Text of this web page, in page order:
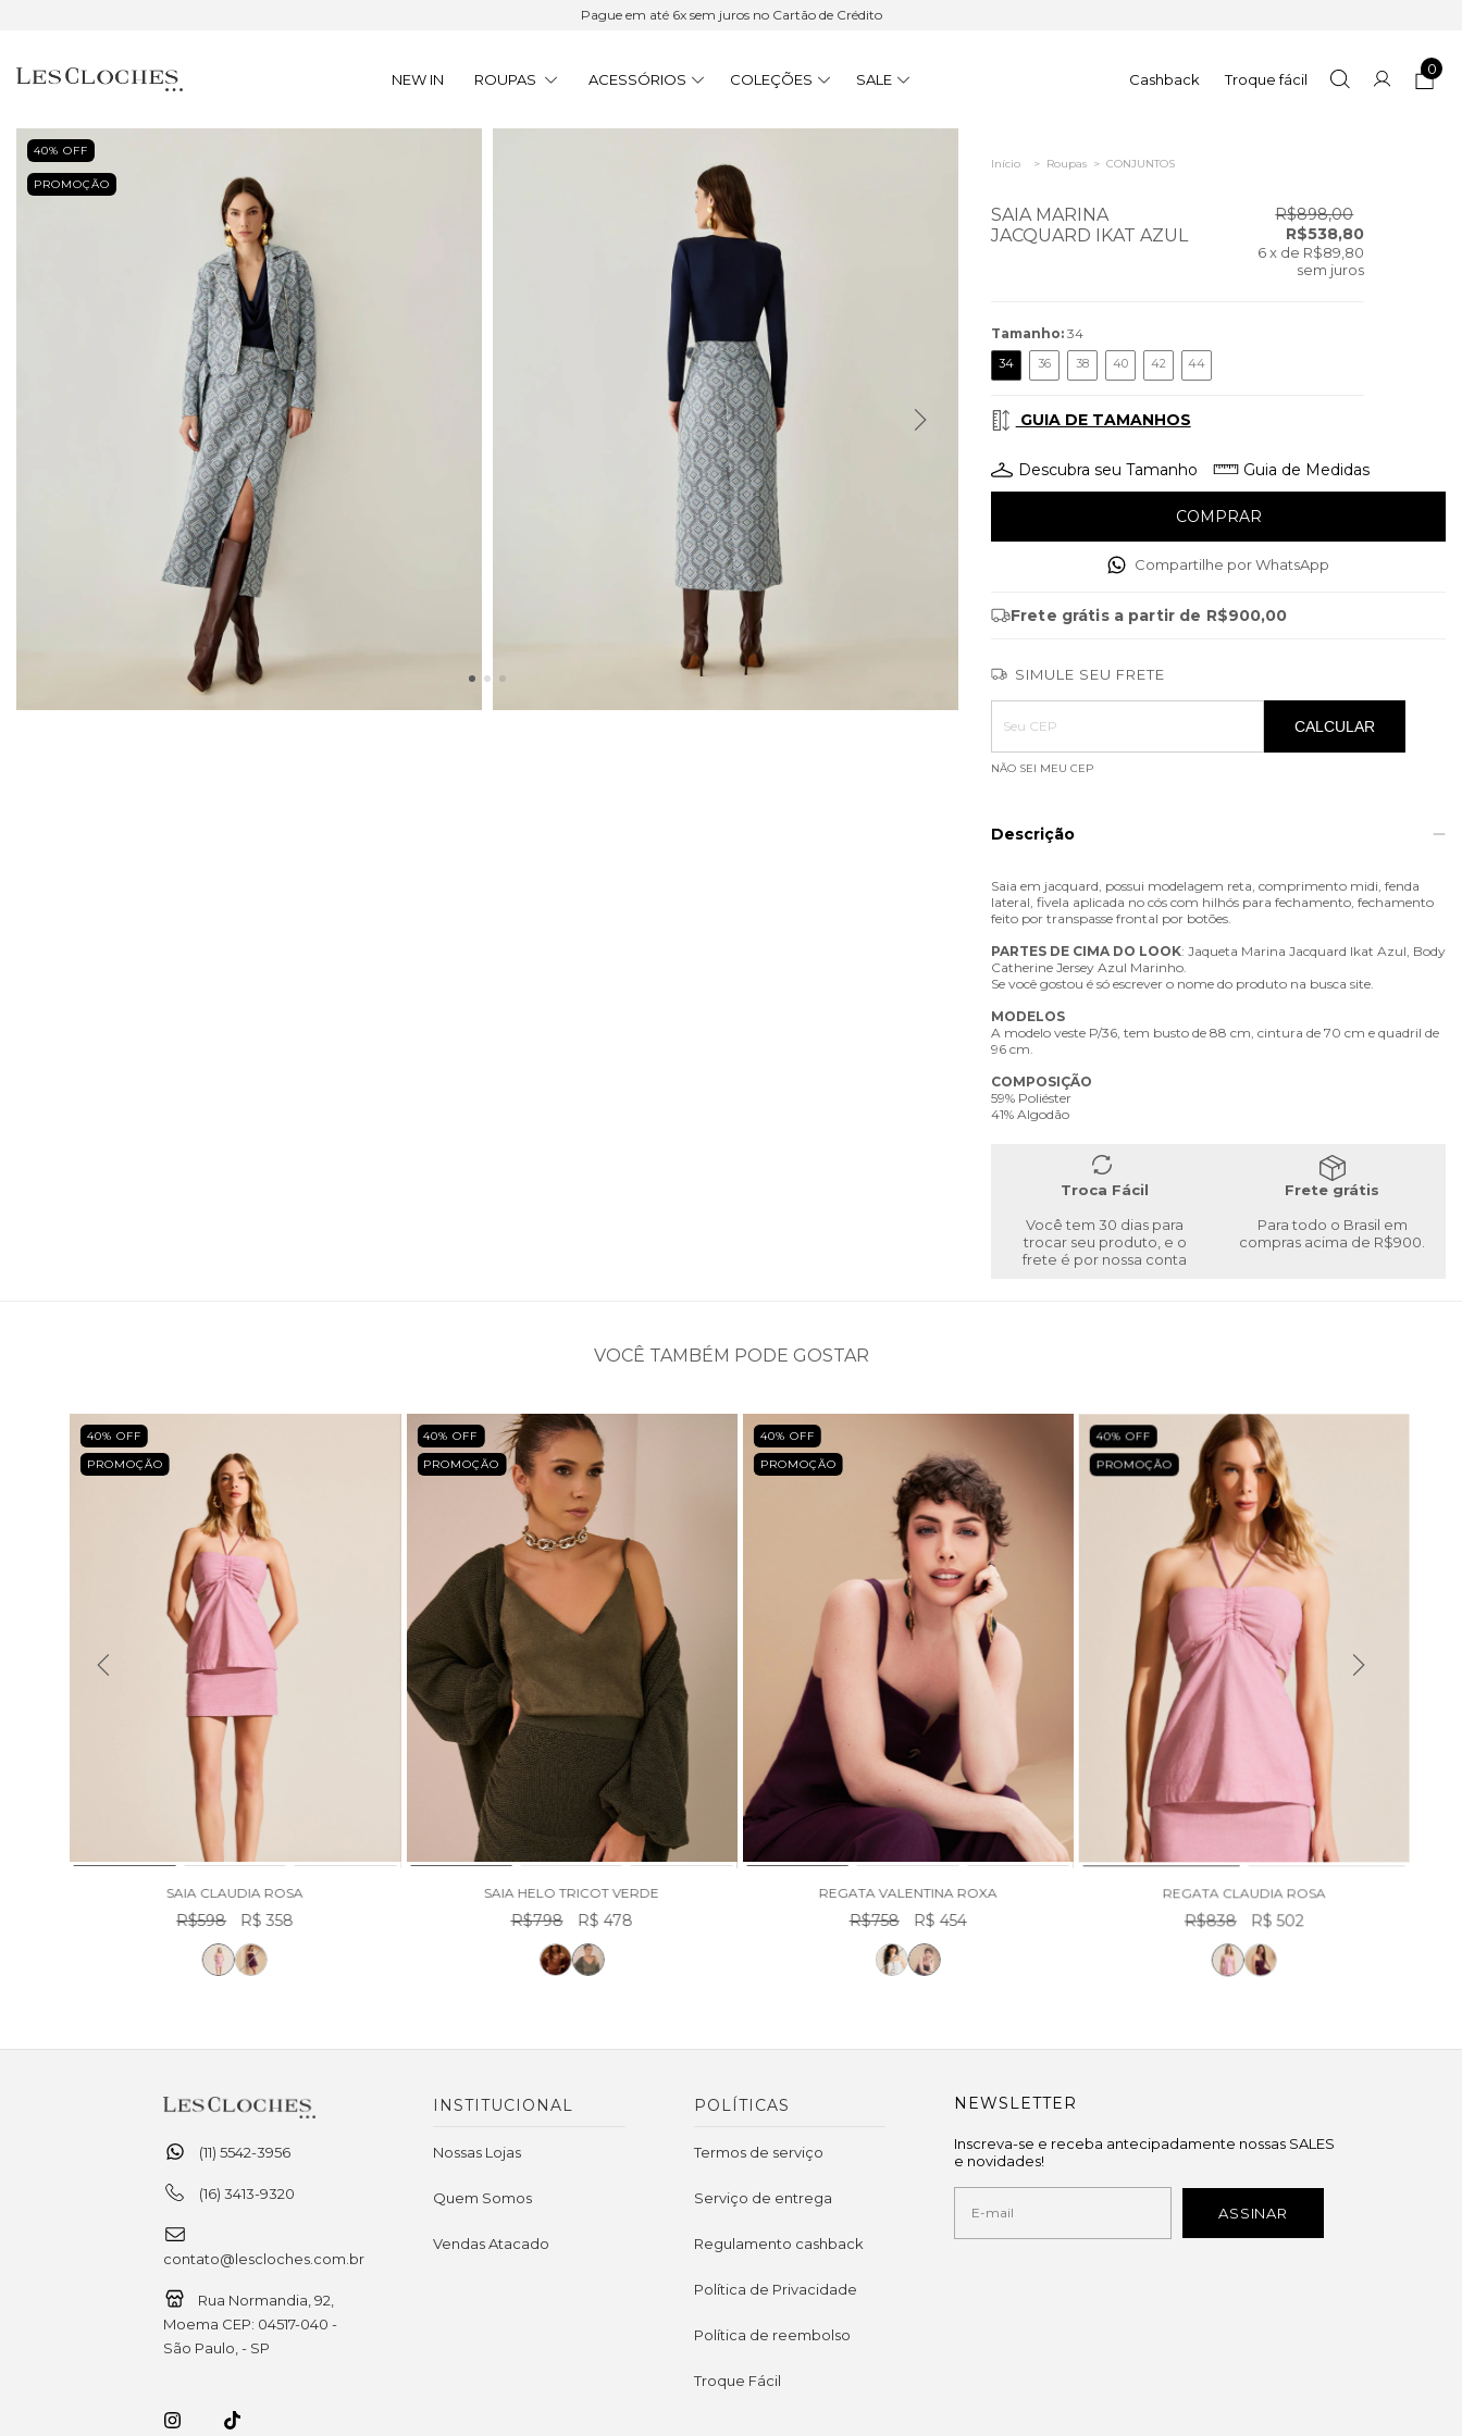
Pague em até 6x sem juros no Cartão de Crédito
NEW IN ROUPAS ACESSÓRIOS COLEÇÕES SALE Cashback Troque fácil
0
40% OFF
PROMOÇÃO
Início > Roupas > CONJUNTOS
SAIA MARINA
JACQUARD IKAT AZUL
R$898,00
R$538,80
6 x de R$89,80
sem juros
Tamanho: 34
34 36 38 40 42 44
GUIA DE TAMANHOS
Descubra seu Tamanho Guia de Medidas
Compartilhe por WhatsApp
Frete grátis a partir de R$900,00
SIMULE SEU FRETE
Entregas para o CEP:
ALTERAR CEP
CALCULAR
NÃO SEI MEU CEP
Descrição
Saia em jacquard, possui modelagem reta, comprimento midi, fenda
lateral, fivela aplicada no cós com hilhós para fechamento, fechamento
feito por transpasse frontal por botões.
PARTES DE CIMA DO LOOK: Jaqueta Marina Jacquard Ikat Azul, Body
Catherine Jersey Azul Marinho.
Se você gostou é só escrever o nome do produto na busca site.
MODELOS
A modelo veste P/36, tem busto de 88 cm, cintura de 70 cm e quadril de
96 cm.
COMPOSIÇÃO
59% Poliéster
41% Algodão
Troca Fácil
Você tem 30 dias para
trocar seu produto, e o
frete é por nossa conta
Frete grátis
Para todo o Brasil em
compras acima de R$900.
VOCÊ TAMBÉM PODE GOSTAR
40% OFF
PROMOÇÃO
SAIA CLAUDIA ROSA
R$598 R$ 358
40% OFF
PROMOÇÃO
SAIA HELO TRICOT VERDE
R$798 R$ 478
40% OFF
PROMOÇÃO
REGATA VALENTINA ROXA
R$758 R$ 454
40% OFF
PROMOÇÃO
REGATA CLAUDIA ROSA
R$838 R$ 502
(11) 5542-3956
(16) 3413-9320
contato@lescloches.com.br
Rua Normandia, 92,
Moema CEP: 04517-040 -
São Paulo, - SP
INSTITUCIONAL
Nossas Lojas
Quem Somos
Vendas Atacado
POLÍTICAS
Termos de serviço
Serviço de entrega
Regulamento cashback
Política de Privacidade
Política de reembolso
Troque Fácil
NEWSLETTER
Inscreva-se e receba antecipadamente nossas SALES
e novidades!